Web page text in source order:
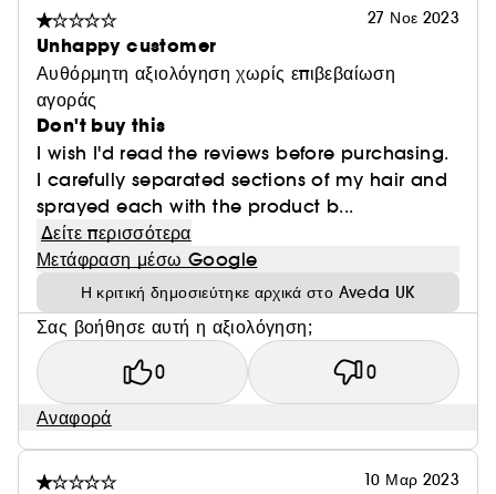
27 Νοε 2023
Unhappy customer
Αυθόρμητη αξιολόγηση χωρίς επιβεβαίωση
αγοράς
Don't buy this
I wish I'd read the reviews before purchasing.
I carefully separated sections of my hair and
sprayed each with the product b...
Δείτε περισσότερα
Μετάφραση μέσω Google
Η κριτική δημοσιεύτηκε αρχικά στο Aveda UK
Σας βοήθησε αυτή η αξιολόγηση;
0 0
Αναφορά
10 Μαρ 2023